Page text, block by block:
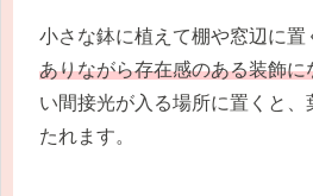
小さな鉢に植えて棚や窓辺に置
ありながら存在感のある装飾に
い間接光が入る場所に置くと、
たれます。